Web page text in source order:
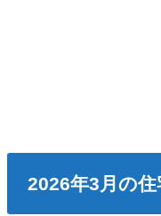
2026年3月の